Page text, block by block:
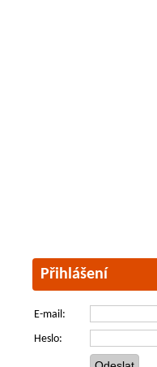
Přihlášení
E-mail:
Heslo: